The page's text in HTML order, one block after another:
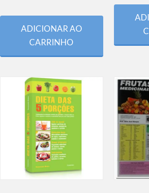
ADICIONAR AO
CARRINHO